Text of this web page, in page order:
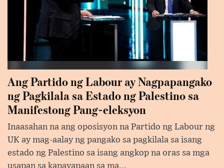
Ang Partido ng Labour ay Nagpapangako
ng Pagkilala sa Estado ng Palestino sa
Manifestong Pang-eleksyon
Inaasahan na ang oposisyon na Partido ng Labour ng
UK ay mag-aalay ng pangako sa pagkilala sa isang
estado ng Palestino sa isang angkop na oras sa mga
usapan sa kapayapaan sa ma...